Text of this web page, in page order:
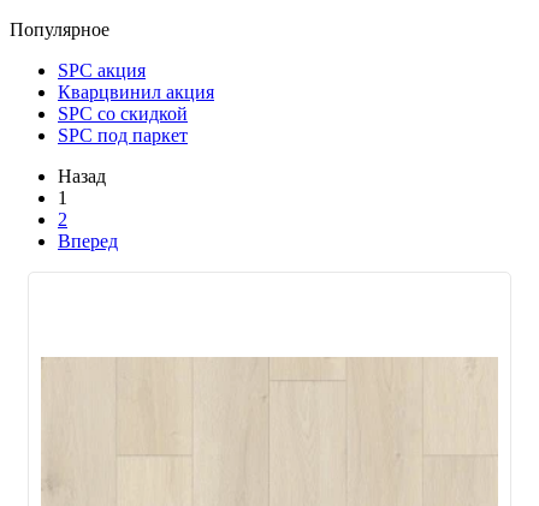
Популярное
SPC акция
Кварцвинил акция
SPC со скидкой
SPC под паркет
Назад
1
2
Вперед